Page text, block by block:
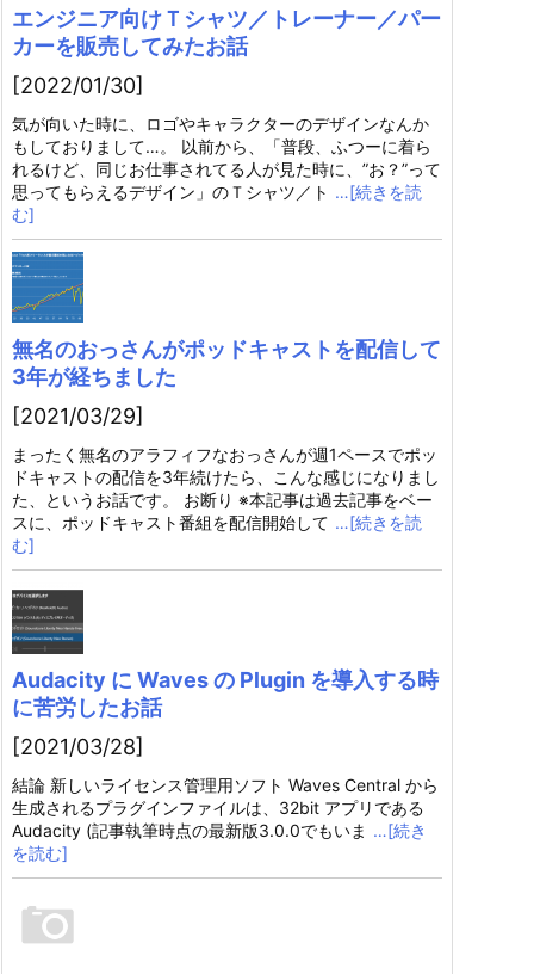
エンジニア向けＴシャツ／トレーナー／パー
カーを販売してみたお話
[2022/01/30]
気が向いた時に、ロゴやキャラクターのデザインなんか
もしておりまして…。 以前から、「普段、ふつーに着ら
れるけど、同じお仕事されてる人が見た時に、”お？”って
思ってもらえるデザイン」のＴシャツ／ト …[続きを読
む]
無名のおっさんがポッドキャストを配信して
3年が経ちました
[2021/03/29]
まったく無名のアラフィフなおっさんが週1ペースでポッ
ドキャストの配信を3年続けたら、こんな感じになりまし
た、というお話です。 お断り ※本記事は過去記事をベー
スに、ポッドキャスト番組を配信開始して …[続きを読
む]
Audacity に Waves の Plugin を導入する時
に苦労したお話
[2021/03/28]
結論 新しいライセンス管理用ソフト Waves Central から
生成されるプラグインファイルは、32bit アプリである
Audacity (記事執筆時点の最新版3.0.0でもいま …[続き
を読む]